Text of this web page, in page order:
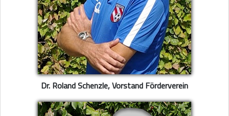
Dr. Roland Schenzle, Vorstand Förderverein